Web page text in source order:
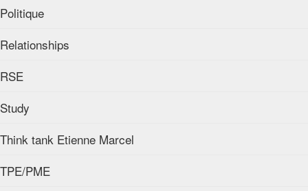
Politique
Relationships
RSE
Study
Think tank Etienne Marcel
TPE/PME